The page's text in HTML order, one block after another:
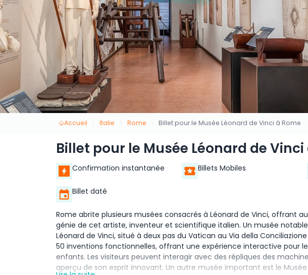
Accueil Italie Rome Billet pour le Musée Léonard de Vinci à Rome
Billet pour le Musée Léonard de Vinci
Confirmation instantanée Billets Mobiles
Billet daté
Rome abrite plusieurs musées consacrés à Léonard de Vinci, offrant
génie de cet artiste, inventeur et scientifique italien. Un musée notable
Léonard de Vinci, situé à deux pas du Vatican au Via della
50 inventions fonctionnelles, offrant une expérience interactive pour
enfants. Les visiteurs peuvent interagir avec des répliques des
aperçu de son esprit innovant. Un autre musée important est le Musée